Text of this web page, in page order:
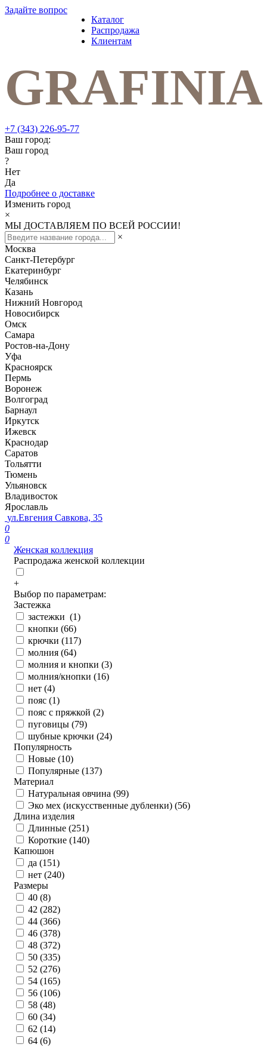
Задайте вопрос
Каталог
Распродажа
Клиентам
+7 (343) 226-95-77
Ваш город:
Ваш город
?
Нет
Да
Подробнее о доставке
Изменить город
×
МЫ ДОСТАВЛЯЕМ ПО ВСЕЙ РОССИИ!
×
Москва
Санкт-Петербург
Екатеринбург
Челябинск
Казань
Нижний Новгород
Новосибирск
Омск
Самара
Ростов-на-Дону
Уфа
Красноярск
Пермь
Воронеж
Волгоград
Барнаул
Иркутск
Ижевск
Краснодар
Саратов
Тольятти
Тюмень
Ульяновск
Владивосток
Ярославль
ул.Евгения Савкова, 35
0
0
Женская коллекция
Распродажа женской коллекции
+
Выбор по параметрам:
Застежка
застежки (1)
кнопки (66)
крючки (117)
молния (64)
молния и кнопки (3)
молния/кнопки (16)
нет (4)
пояс (1)
пояс с пряжкой (2)
пуговицы (79)
шубные крючки (24)
Популярность
Новые (10)
Популярные (137)
Материал
Натуральная овчина (99)
Эко мех (искусственные дубленки) (56)
Длина изделия
Длинные (251)
Короткие (140)
Капюшон
да (151)
нет (240)
Размеры
40 (8)
42 (282)
44 (366)
46 (378)
48 (372)
50 (335)
52 (276)
54 (165)
56 (106)
58 (48)
60 (34)
62 (14)
64 (6)